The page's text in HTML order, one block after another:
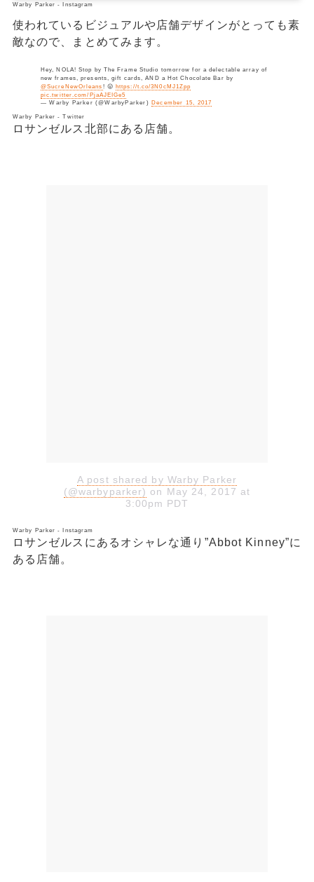
Warby Parker - Instagram
使われているビジュアルや店舗デザインがとっても素
敵なので、まとめてみます。
Hey, NOLA! Stop by The Frame Studio tomorrow for a delectable array of
new frames, presents, gift cards, AND a Hot Chocolate Bar by
@SucreNewOrleans ! 😛 https://t.co/3N0cMJ1Zpp
pic.twitter.com/PjaAJEIGe5
— Warby Parker (@WarbyParker) December 15, 2017
Warby Parker - Twitter
ロサンゼルス北部にある店舗。
A post shared by Warby Parker
(@warbyparker) on May 24, 2017 at
3:00pm PDT
Warby Parker - Instagram
ロサンゼルスにあるオシャレな通り”Abbot Kinney”に
ある店舗。